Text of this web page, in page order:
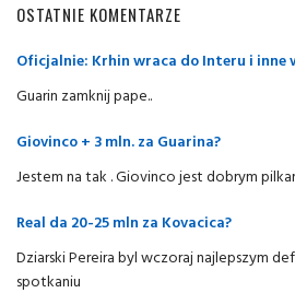
OSTATNIE KOMENTARZE
Oficjalnie: Krhin wraca do Interu i inne
Guarin zamknij pape..
Giovinco + 3 mln. za Guarina?
Jestem na tak . Giovinco jest dobrym
Real da 20-25 mln za Kovacica?
Dziarski Pereira byl wczoraj najlepszym
spotkaniu